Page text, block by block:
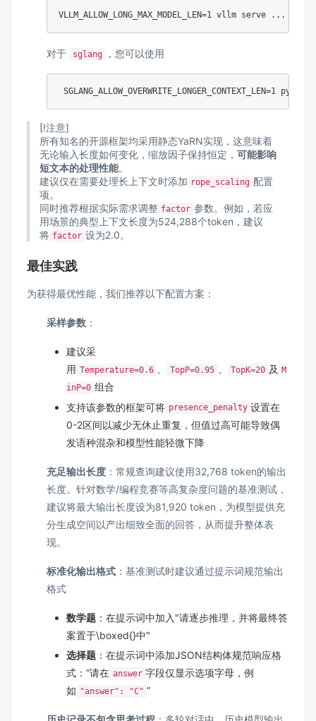
VLLM_ALLOW_LONG_MAX_MODEL_LEN=1 vllm serve .. . --
对于 sglang ，您可以使用
SGLANG_ALLOW_OVERWRITE_LONGER_CONTEXT_LEN=1 python
[!注意]
所有知名的开源框架均采用静态YaRN实现，这意味着
无论输入长度如何变化，缩放因子保持恒定， 可能影响
短文本的处理性能。
建议仅在需要处理长上下文时添加 rope_scaling 配置
项。
同时推荐根据实际需求调整 factor 参数。例如，若应
用场景的典型上下文长度为524,288个token，建议
将 factor 设为2.0。
最佳实践
为获得最优性能，我们推荐以下配置方案：
采样参数 ：
建议采
用 Temperature=0.6 TopP=0.95 TopK=20 及 M
inP=0 组合
支持该参数的框架可将 presence_penalty 设置在
0-2区间以减少无休止重复，但值过高可能导致偶
发语种混杂和模型性能轻微下降
充足输出长度 ：常规查询建议使用32,768 token的输出
长度。针对数学/编程竞赛等高复杂度问题的基准测试，
建议将最大输出长度设为81,920 token，为模型提供充
分生成空间以产出细致全面的回答，从而提升整体表
现。
标准化输出格式 ：基准测试时建议通过提示词规范输出
格式
数学题 ：在提示词中加入"请逐步推理，并将最终答
案置于\boxed{}中"
选择题 ：在提示词中添加JSON结构体规范响应格
式：“请在 answer 字段仅显示选项字母，例
如 "answer": "C" ”